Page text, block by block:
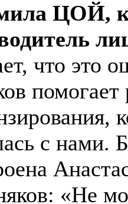
ЦОЙ,
что это
с нами.
«Не